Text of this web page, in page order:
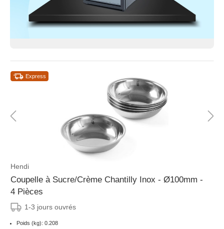
Express
Hendi
Coupelle à Sucre/Crème Chantilly Inox - Ø100mm -
4 Pièces
1-3 jours ouvrés
Poids (kg): 0.208